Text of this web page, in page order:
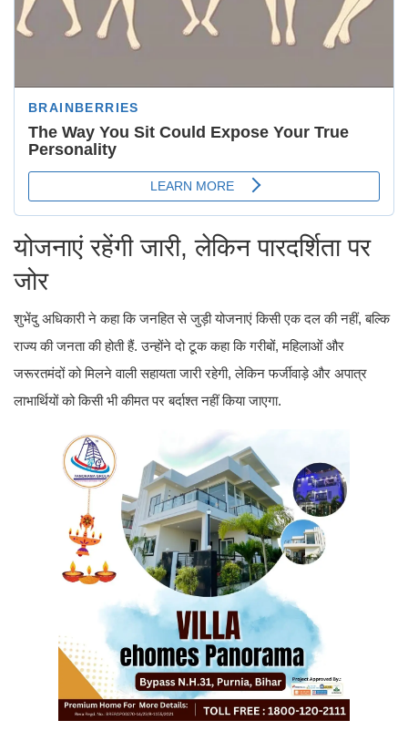
योजनाएं रहेंगी जारी, लेकिन पारदर्शिता पर
जोर
शुभेंदु अधिकारी ने कहा कि जनहित से जुड़ी योजनाएं किसी एक दल की नहीं, बल्कि
राज्य की जनता की होती हैं. उन्होंने दो टूक कहा कि गरीबों, महिलाओं और
जरूरतमंदों को मिलने वाली सहायता जारी रहेगी, लेकिन फर्जीवाड़े और अपात्र
लाभार्थियों को किसी भी कीमत पर बर्दाश्त नहीं किया जाएगा.